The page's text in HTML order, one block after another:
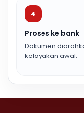
4
Proses ke bank
Dokumen
kelayakan awal.